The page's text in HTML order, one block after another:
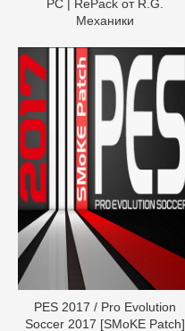
PC | RePack от R.G.
Механики
PES 2017 / Pro Evolution
Soccer 2017 [SMoKE Patch]